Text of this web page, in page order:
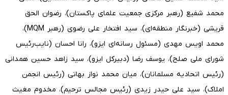
محمد شفیع (رهبر مرکزی جمعیت علمای پاکستان)، رضوان الحق
قریشی (خبرنگار منطقه‌ای)، سید افتخار علی رضوی (رهبر MQM)،
محمد اویس مهدی (مسئول رسانه‌ای ایزو)، رانا احسان (نایب‌رئیس
شورای ملی صلح)، یوسف رضا (دبیرکل ایزو)، سید زاهد حسین همدانی
(رئیس اتحادیه مسلمانان)، میان محمد نواز بهاتی (رئیس انجمن
املاک)، سید علی حیدر زیدی (رئیس مجالس ترحیم)، مخدوم مغیث